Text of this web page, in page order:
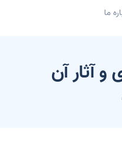
ما
و آثار آن